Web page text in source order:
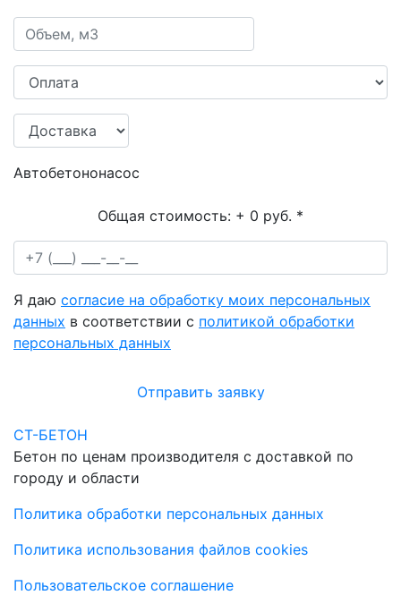
Автобетононасос
Общая стоимость: + 0 руб. *
Я даю согласие на обработку моих персональных
данных в соответствии с политикой обработки
персональных данных
Отправить заявку
СТ-БЕТОН
Бетон по ценам производителя с доставкой по
городу и области
Политика обработки персональных данных
Политика использования файлов cookies
Пользовательское соглашение